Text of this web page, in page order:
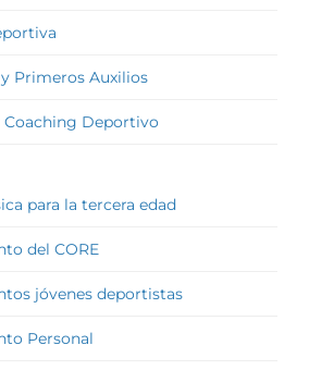
Primeros Auxilios
Coaching Deportivo
para la tercera edad
del CORE
jóvenes deportistas
Personal